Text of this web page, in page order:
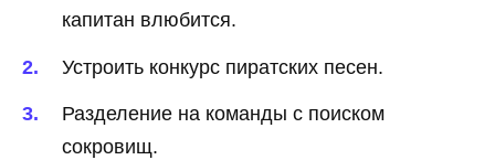
капитан влюбится.
Устроить конкурс пиратских песен.
Разделение на команды с поиском
сокровищ.